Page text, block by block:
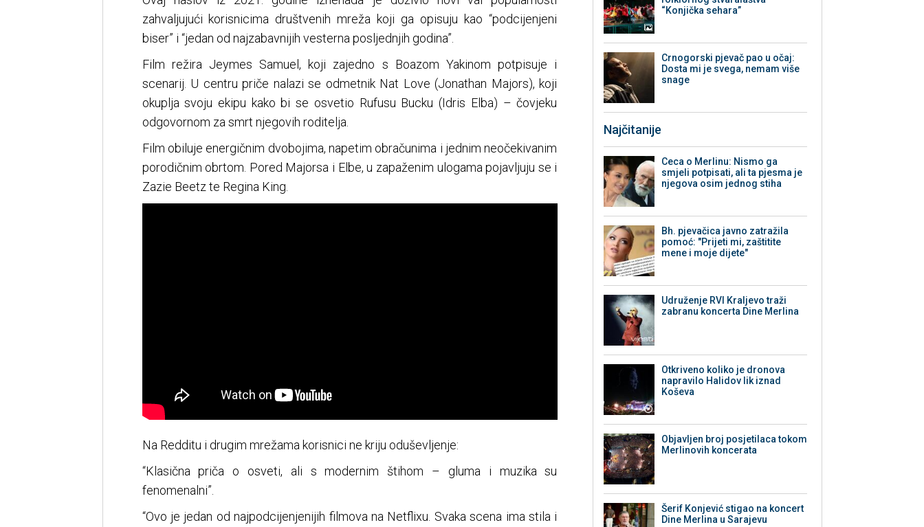
zahvaljujući korisnicima društvenih mreža koji ga opisuju kao “podcijenjeni
biser” i “jedan od najzabavnijih vesterna posljednjih godina”.
Film režira Jeymes Samuel, koji zajedno s Boazom Yakinom potpisuje i
scenarij. U centru priče nalazi se odmetnik Nat Love (Jonathan Majors), koji
okuplja svoju ekipu kako bi se osvetio Rufusu Bucku (Idris Elba) – čovjeku
odgovornom za smrt njegovih roditelja.
Film obiluje energičnim dvobojima, napetim obračunima i jednim neočekivanim
porodičnim obrtom. Pored Majorsa i Elbe, u zapaženim ulogama pojavljuju se i
Zazie Beetz te Regina King.
Na Redditu i drugim mrežama korisnici ne kriju oduševljenje:
“Klasična priča o osveti, ali s modernim štihom – gluma i muzika su
fenomenalni”.
“Ovo je jedan od najpodcijenjenijih filmova na Netflixu. Svaka scena ima stila i
“Konjička sehara”
Crnogorski pjevač pao u očaj:
Dosta mi je svega, nemam više
snage
Najčitanije
Ceca o Merlinu: Nismo ga
smjeli potpisati, ali ta pjesma je
njegova osim jednog stiha
Bh. pjevačica javno zatražila
pomoć: "Prijeti mi, zaštitite
mene i moje dijete"
Udruženje RVI Kraljevo traži
zabranu koncerta Dine Merlina
Otkriveno koliko je dronova
napravilo Halidov lik iznad
Koševa
Objavljen broj posjetilaca tokom
Merlinovih koncerata
Šerif Konjević stigao na koncert
Dine Merlina u Sarajevu